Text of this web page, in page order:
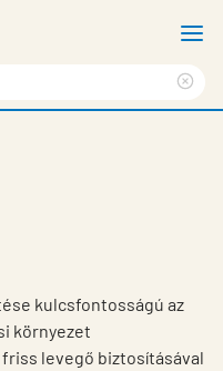
kulcsfontosságú az
környezet
levegő biztosításával